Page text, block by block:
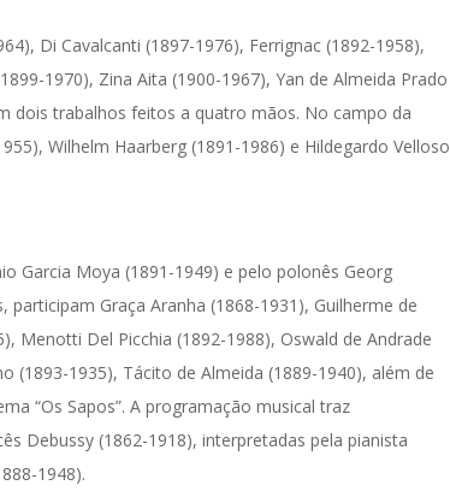
Di Cavalcanti (1897-1976), Ferrignac (1892-1958),
1970), Zina Aita (1900-1967), Yan de Almeida Prado
dois trabalhos feitos a quatro mãos. No campo da
Wilhelm Haarberg (1891-1986) e Hildegardo Velloso
Garcia Moya (1891-1949) e pelo polonês Georg
Graça Aranha (1868-1931), Guilherme de
Menotti Del Picchia (1892-1988), Oswald de Andrade
(1893-1935), Tácito de Almeida (1889-1940), além de
“Os Sapos”. A programação musical traz
Debussy (1862-1918), interpretadas pela pianista
1948).